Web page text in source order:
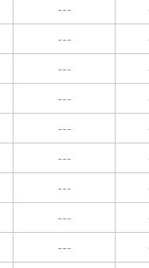
---
---
---
---
---
---
---
---
---